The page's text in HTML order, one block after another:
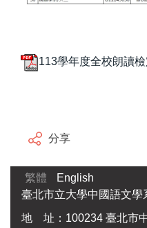
113學年度全校朗讀
分享
繁體
English
臺北市立大學中國語文學
地 址：100234 臺北市